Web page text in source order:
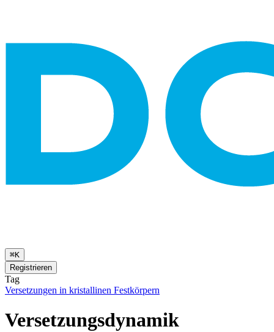
⌘K
Registrieren
Tag
Versetzungen in kristallinen Festkörpern
Versetzungsdynamik